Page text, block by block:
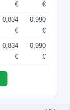
€
€
0,834
€
0,990
€
0,834
€
0,990
€